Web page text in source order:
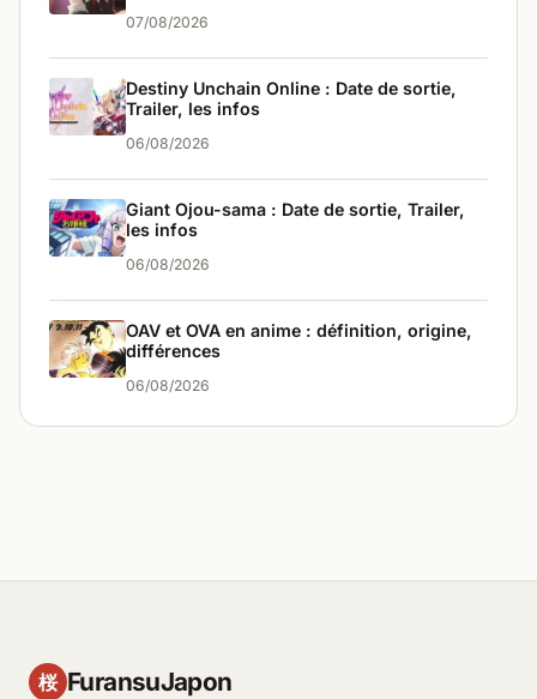
07/08/2026
Destiny Unchain Online : Date de sortie,
Trailer, les infos
06/08/2026
Giant Ojou-sama : Date de sortie, Trailer,
les infos
06/08/2026
OAV et OVA en anime : définition, origine,
différences
06/08/2026
桜 FuransuJapon